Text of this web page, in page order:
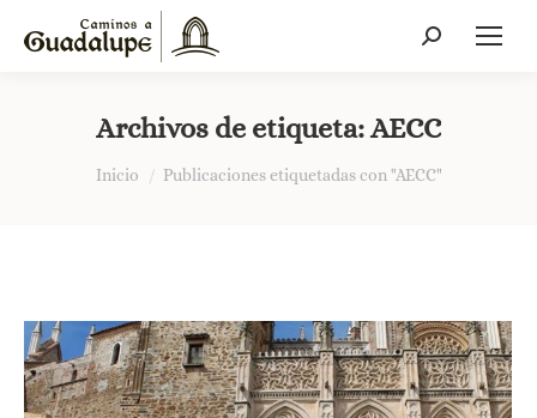
Buscar:
Archivos de etiqueta:AECC
Estás aquí:
Inicio Publicaciones etiquetadas con "AECC"